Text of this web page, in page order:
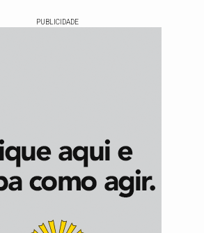
PUBLICIDADE